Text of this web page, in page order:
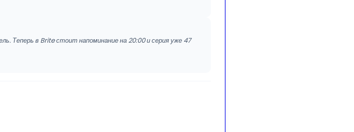
Теперь в Brite стоит напоминание на 20:00 и серия уже 47